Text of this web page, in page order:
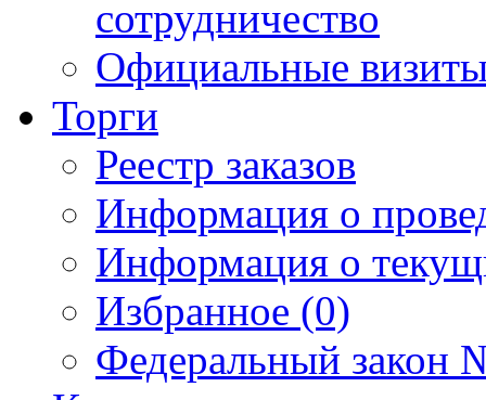
сотрудничество
Официальные
Торги
Реестр заказов
Информация о
Информация о
Избранное (0)
Федеральный закон